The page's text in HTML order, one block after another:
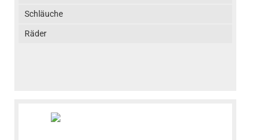
Schläuche
Räder